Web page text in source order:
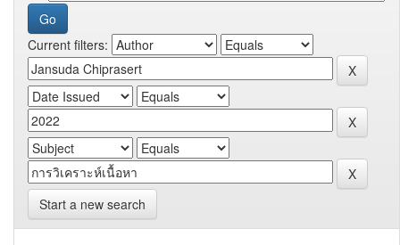
Current filters:
Start a new search